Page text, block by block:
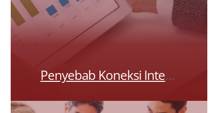
Penyebab Koneksi Internet Tidak Stabil di Saat Hujan